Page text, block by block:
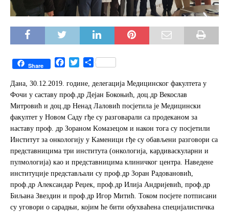
Share
c
e
b
o
k
i
t
t
r
S
a
r
e
Дана, 30.12.2019. године, делегација Медицинског факултета у
Фочи у саставу проф.др Дејан Бокоњић, доц.др Векослав
Митровић и доц.др Ненад Лаловић посјетила је Медицински
факултет у Новом Саду гђе су разговарали са продеканом за
наставу проф. др Зораном Kомазецом и након тога су посјетили
Институт за онкологију у Kаменици гђе су обављени разговори са
представницима три института (онкологија, кардиваскуларни и
пулмологија) као и представницима клиничког центра. Наведене
институције представљали су проф.др Зоран Радовановић,
проф.др Александар Реџек, проф.др Илија Андријевић, проф.др
Биљана Звездин и проф.др Игор Митић. Током посјете потписани
су уговори о сарадњи, којим ће бити обухваћена специјалистичка